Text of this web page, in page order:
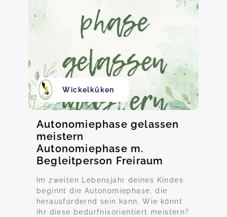
Wickelküken
Autonomiephase gelassen
meistern
Autonomiephase m.
Begleitperson Freiraum
Im zweiten Lebensjahr deines Kindes
beginnt die Autonomiephase, die
herausfordernd sein kann. Wie könnt
ihr diese bedürfnisorientiert meistern?